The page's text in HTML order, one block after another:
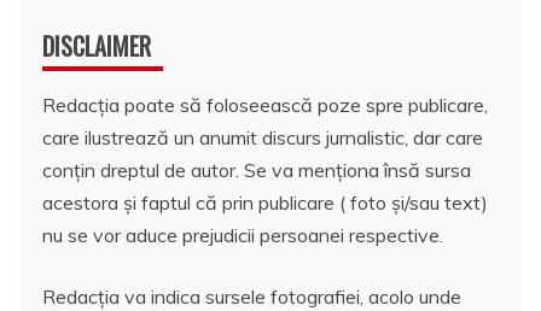
DISCLAIMER
Redacția poate să foloseească poze spre publicare,
care ilustrează un anumit discurs jurnalistic, dar care
conțin dreptul de autor. Se va menționa însă sursa
acestora și faptul că prin publicare ( foto și/sau text)
nu se vor aduce prejudicii persoanei respective.
Redacția va indica sursele fotografiei, acolo unde